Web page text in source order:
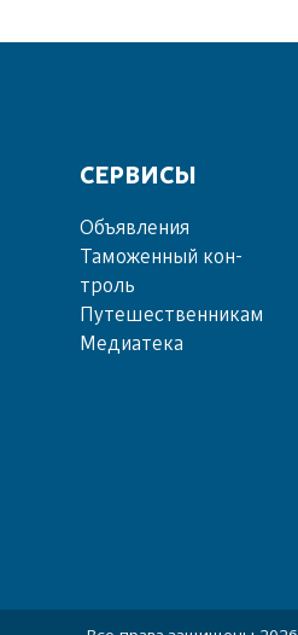
СЕРВИСЫ
Объ­яв­ле­ния
Та­мо­жен­ный кон­
троль
Пу­те­шест­вен­ни­кам
Ме­диа­те­ка